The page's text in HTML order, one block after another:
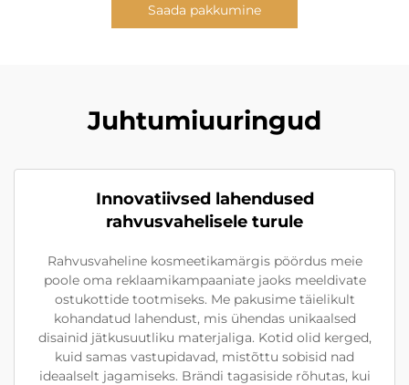
Saada pakkumine
Juhtumiuuringud
Innovatiivsed lahendused
rahvusvahelisele turule
Rahvusvaheline kosmeetikamärgis pöördus meie
poole oma reklaamikampaaniate jaoks meeldivate
ostukottide tootmiseks. Me pakusime täielikult
kohandatud lahendust, mis ühendas unikaalsed
disainid jätkusuutliku materjaliga. Kotid olid kerged,
kuid samas vastupidavad, mistõttu sobisid nad
ideaalselt jagamiseks. Brändi tagasiside rõhutas, kui